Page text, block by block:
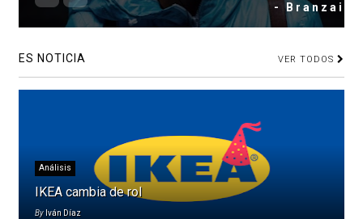
- Branzai
ES NOTICIA VER TODOS
Análisis
IKEA cambia de rol
By Iván Díaz